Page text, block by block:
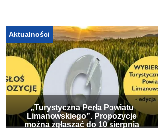
Aktualności
„Turystyczna Perła Powiatu
Limanowskiego”. Propozycje